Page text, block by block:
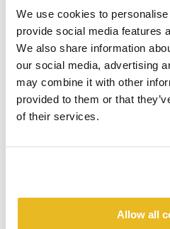
We use cookies to
provide social media features
We also share information
our social media, advertising
may combine it with other
provided to them or that
of their services.
Allow all